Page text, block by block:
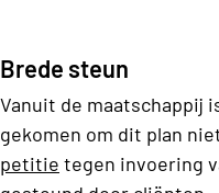
Brede steun
Vanuit de maatschappij
gekomen om dit plan
petitie tegen invoering